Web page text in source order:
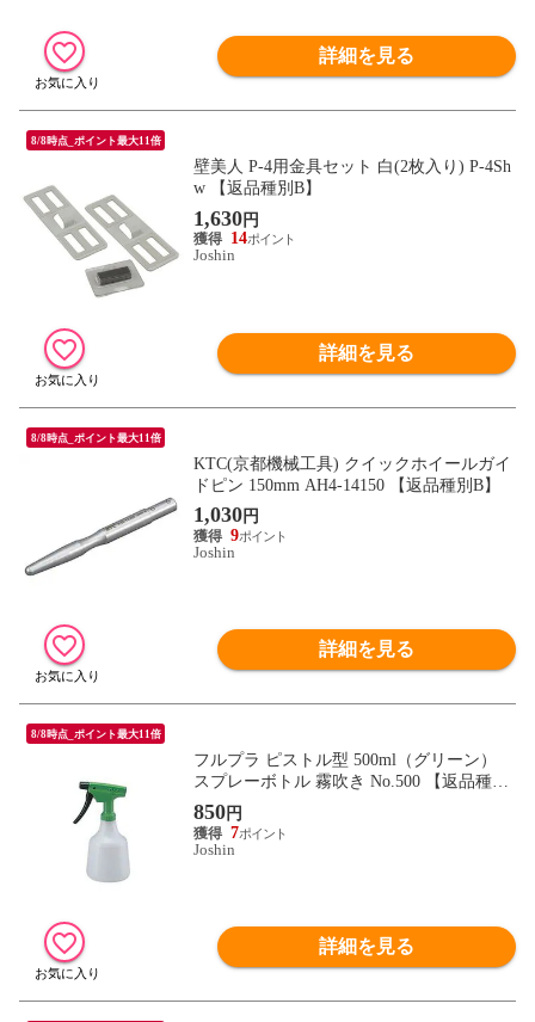
詳細を見る
8/8時点_ポイント最大11倍
壁美人 P-4用金具セット 白(2枚入り) P-4Sh
w 【返品種別B】
1,630円
14
Joshin
詳細を見る
8/8時点_ポイント最大11倍
KTC(京都機械工具) クイックホイールガイ
ドピン 150mm AH4-14150 【返品種別B】
1,030円
9
Joshin
詳細を見る
8/8時点_ポイント最大11倍
フルプラ ピストル型 500ml（グリーン）
スプレーボトル 霧吹き No.500 【返品種別
B】
850円
7
Joshin
詳細を見る